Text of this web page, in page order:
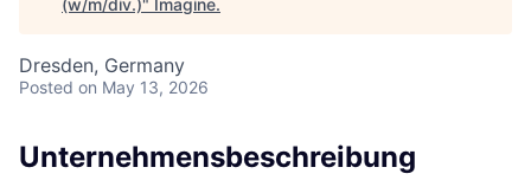
(w/m/div.)" Imagine.
Dresden, Germany
Posted on May 13, 2026
Unternehmensbeschreibung